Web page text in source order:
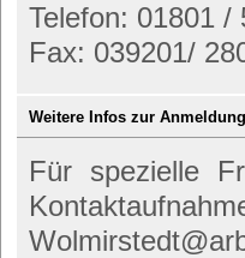
Telefon: 01801 /
Fax: 039201/
Weitere Infos zur
Für spezielle